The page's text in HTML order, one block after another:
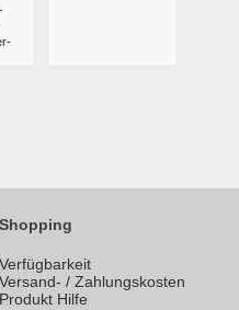
Shopping
Verfügbarkeit
Versand- / Zahlungskosten
Produkt Hilfe